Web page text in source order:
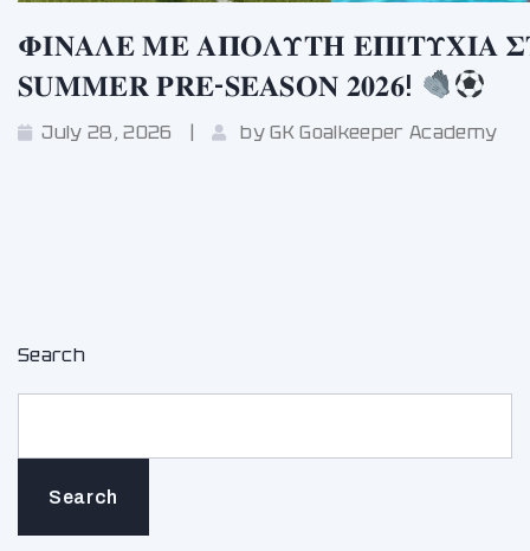
𝚽𝚰𝚴𝚨𝚲𝚬 𝚳𝚬 𝚨𝚷𝚶𝚲𝚼𝚻𝚮 𝚬𝚷𝚰𝚻𝚼𝚾𝚰𝚨
𝐒𝐔𝐌𝐌𝐄𝐑 𝐏𝐑𝐄-𝐒𝐄𝐀𝐒𝐎𝐍 𝟐𝟎𝟐𝟔!
July 28, 2026 byGK Goalkeeper Academy
Search
Search